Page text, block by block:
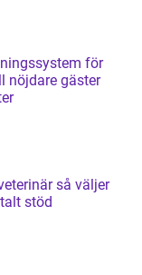
för
så väljer
stöd